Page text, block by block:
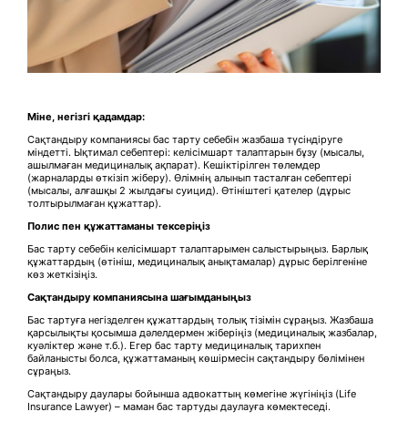
Міне, негізгі қадамдар:
Сақтандыру компаниясы бас тарту себебін жазбаша түсіндіруге
міндетті. Ықтимал себептері: келісімшарт талаптарын бұзу (мысалы,
ашылмаған медициналық ақпарат). Кешіктірілген төлемдер
(жарналарды өткізіп жіберу). Өлімнің алынып тасталған себептері
(мысалы, алғашқы 2 жылдағы суицид). Өтініштегі қателер (дұрыс
толтырылмаған құжаттар).
Полис пен құжаттаманы тексеріңіз
Бас тарту себебін келісімшарт талаптарымен салыстырыңыз. Барлық
құжаттардың (өтініш, медициналық анықтамалар) дұрыс берілгеніне
көз жеткізіңіз.
Сақтандыру компаниясына шағымданыңыз
Бас тартуға негізделген құжаттардың толық тізімін сұраңыз. Жазбаша
қарсылықты қосымша дәлелдермен жіберіңіз (медициналық жазбалар,
куәліктер және т.б.). Егер бас тарту медициналық тарихпен
байланысты болса, құжаттаманың көшірмесін сақтандыру бөлімінен
сұраңыз.
Сақтандыру даулары бойынша адвокаттың көмегіне жүгініңіз (Life
Insurance Lawyer) – маман бас тартуды даулауға көмектеседі.